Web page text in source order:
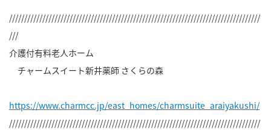
///////////////////////////////////////////////////////////////////////////////////
///
介護付有料老人ホーム
チャームスイート新井薬師 さくらの森
https://www.charmcc.jp/east_homes/charmsuite_araiyakushi/
///////////////////////////////////////////////////////////////////////////////////